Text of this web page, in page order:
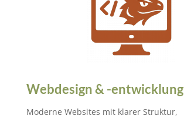
Webdesign & -entwicklung
Moderne Websites mit klarer Struktur,